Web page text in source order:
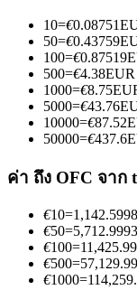
เพลิดเพลินกับ
ลอกการซื้อขา
ข้อมูล
การวิเคราะห์
10=€0.08751
50=€0.43759
100=€0.87519
500=€4.38EUR
1000=€8.75
5000=€43.76
10000=€87.52
50000=€437.6
ค่า ถึง OFC จาก
€10=
€50=
€100=
€500=
€1000=